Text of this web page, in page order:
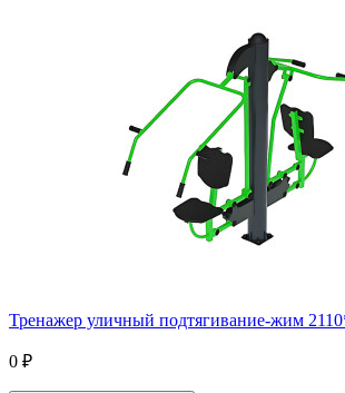
Тренажер уличный подтягивание-жим
0 ₽